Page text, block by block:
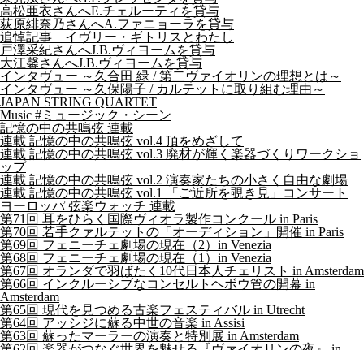
高松亜衣さんへE.チェルーティを貸与
荻原緋奈乃さんへA.ファニョーラを貸与
追悼記事 イヴリー・ギトリスとわたし
戸澤采紀さんへJ.B.ヴィヨームを貸与
大江馨さんへJ.B.ヴィヨームを貸与
インタヴュー ～久合田 緑 / 第二ヴァイオリンの理想とは～
インタヴュー ～久保陽子 / カルテットに取り組む理由～
JAPAN STRING QUARTET
Music #ミュージック・シーン
記憶の中の共鳴弦 連載
連載 記憶の中の共鳴弦 vol.4 頂をめざして
連載 記憶の中の共鳴弦 vol.3 廃材が輝く楽器づくりワークショ
ップ
連載 記憶の中の共鳴弦 vol.2 演奏家たちの小さく自由な劇場
連載 記憶の中の共鳴弦 vol.1 「ご近所を覗き見」コンサート
ヨーロッパ 弦楽ウォッチ 連載
第71回 耳をひらく国際ヴィオラ製作コンクール in Paris
第70回 若手クァルテットの「オーディション」開催 in Paris
第69回 フェニーチェ劇場の現在（2）in Venezia
第68回 フェニーチェ劇場の現在（1）in Venezia
第67回 オランダで羽ばたく10代日本人チェリスト in Amsterdam
第66回 インクルーシブなコンセルトヘボウ管の開幕 in
Amsterdam
第65回 現代を見つめる古楽フェスティバル in Utrecht
第64回 アッシジに蘇る中世の音楽 in Assisi
第63回 蘇ったマーラーの演奏と特別展 in Amsterdam